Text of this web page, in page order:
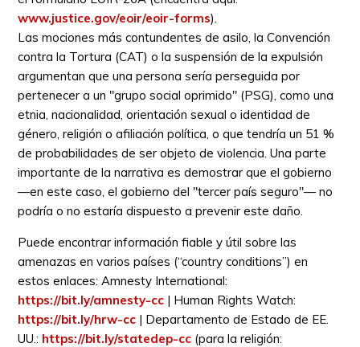
www.justice.gov/eoir/eoir-forms).
Las mociones más contundentes de asilo, la Convención
contra la Tortura (CAT) o la suspensión de la expulsión
argumentan que una persona sería perseguida por
pertenecer a un "grupo social oprimido" (PSG), como una
etnia, nacionalidad, orientación sexual o identidad de
género, religión o afiliación política, o que tendría un 51 %
de probabilidades de ser objeto de violencia. Una parte
importante de la narrativa es demostrar que el gobierno
—en este caso, el gobierno del "tercer país seguro"— no
podría o no estaría dispuesto a prevenir este daño.
Puede encontrar información fiable y útil sobre las
amenazas en varios países (“country conditions”) en
estos enlaces: Amnesty International:
https://bit.ly/amnesty-cc | Human Rights Watch:
https://bit.ly/hrw-cc | Departamento de Estado de EE.
UU.: https://bit.ly/statedep-cc (para la religión: